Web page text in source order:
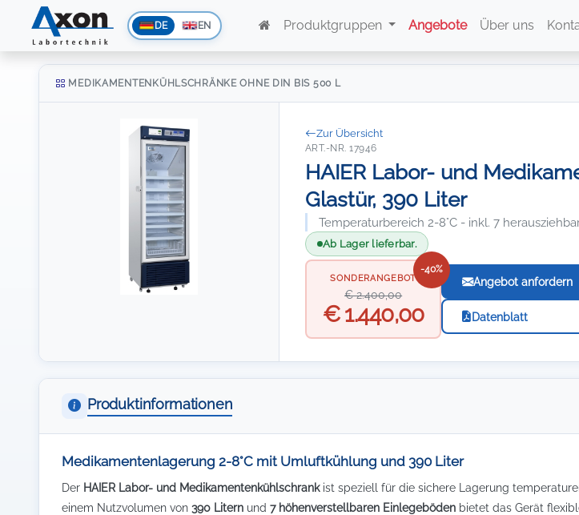
DE EN Produktgruppen Angebote Über uns
MEDIKAMENTENKÜHLSCHRÄNKE OHNE DIN BIS 500 L
Zur Übersicht
ART.-NR. 17946
HAIER Labor- und
Glastür, 390 Liter
Temperaturbereich 2-8°C - inkl. 7
Ab Lager lieferbar.
-40%
SONDERANGEBOT
€ 2.400,00
€ 1.440,00
Angebot anfordern
Datenblatt
Produktinformationen
Medikamentenlagerung 2-8°C mit Umluftkühlung und 390 Liter
Der HAIER Labor- und Medikamentenkühlschrankist speziell für die sichere Lagerung
einem Nutzvolumen von 390 Litern und 7 höhenverstellbaren Einlegeböden bietet das Gerät